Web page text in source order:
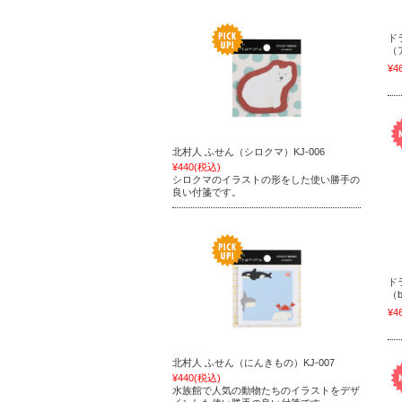
北村人 ふせん（シロクマ）KJ-006
¥440(税込)
シロクマのイラストの形をした使い勝手の
良い付箋です。
北村人 ふせん（にんきもの）KJ-007
¥440(税込)
水族館で人気の動物たちのイラストをデザ